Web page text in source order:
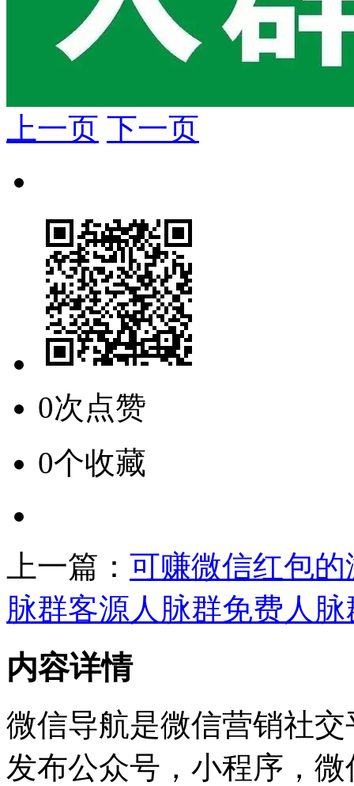
上一页 下一页
0次点赞
0个收藏
上一篇： 可赚微信红包的
脉群客源人脉群免费人
内容详情
微信导航是微信营销社
发布公众号，小程序，